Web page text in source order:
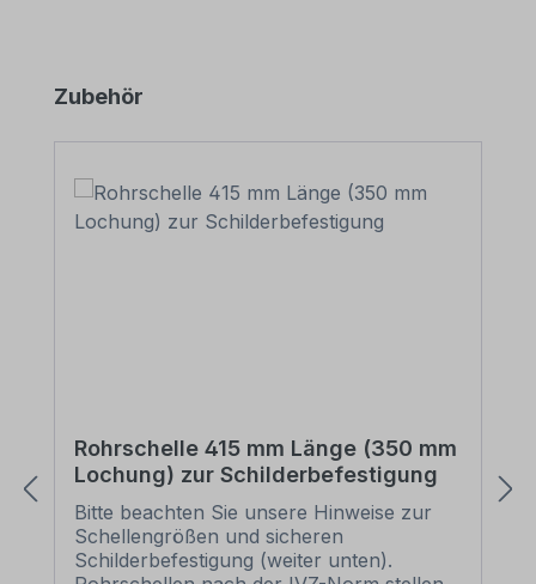
Produktgalerie überspringen
Zubehör
Rohrschelle 415 mm Länge (350 mm
Lochung) zur Schilderbefestigung
Bitte beachten Sie unsere Hinweise zur
Schellengrößen und sicheren
Schilderbefestigung (weiter unten).